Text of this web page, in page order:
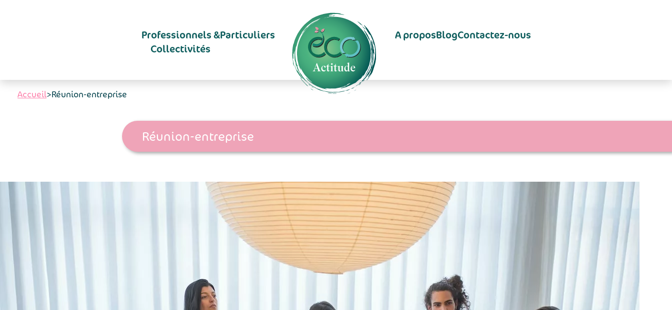
Professionnels &
Collectivités
Particuliers A proposBlogContactez-nous
Accueil>Réunion-entreprise
Réunion-entreprise